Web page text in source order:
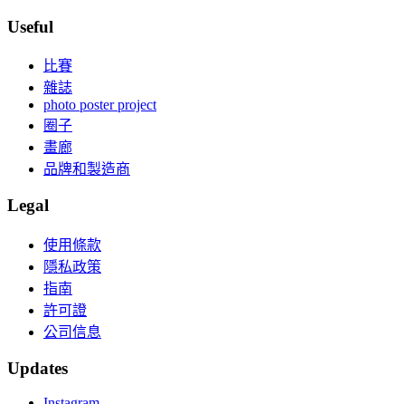
Useful
比賽
雜誌
photo poster project
圈子
畫廊
品牌和製造商
Legal
使用條款
隱私政策
指南
許可證
公司信息
Updates